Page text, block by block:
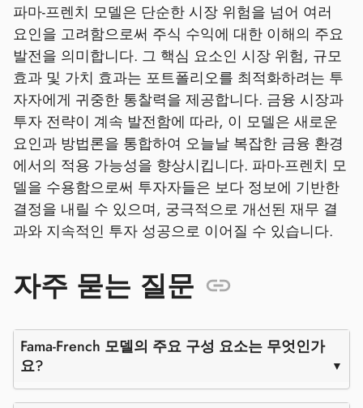
파마-프렌치 모델은 단순한 시장 위험을 넘어 여러
요인을 고려함으로써 주식 수익에 대한 이해의 주요
발전을 의미합니다. 그 핵심 요소인 시장 위험, 규모
효과 및 가치 효과는 포트폴리오를 최적화하려는 투
자자에게 귀중한 통찰력을 제공합니다. 금융 시장과
투자 전략이 계속 발전함에 따라, 이 모델은 새로운
요인과 방법론을 통합하여 오늘날 복잡한 금융 환경
에서의 적용 가능성을 향상시킵니다. 파마-프렌치 모
델을 수용함으로써 투자자들은 보다 정보에 기반한
결정을 내릴 수 있으며, 궁극적으로 개선된 재무 결
과와 지속적인 투자 성공으로 이어질 수 있습니다.
자주 묻는 질문
Fama-French 모델의 주요 구성 요소는 무엇인가
요?